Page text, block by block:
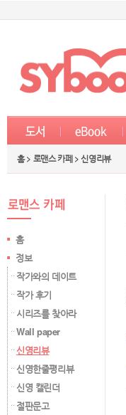
홈 > 로맨스 카페 >신영리뷰
홈
정보
작가와의 데이트
작가 후기
시리즈를 찾아라
Wall paper
신영리뷰
신영한줄평리뷰
신영 캘린더
절판문고